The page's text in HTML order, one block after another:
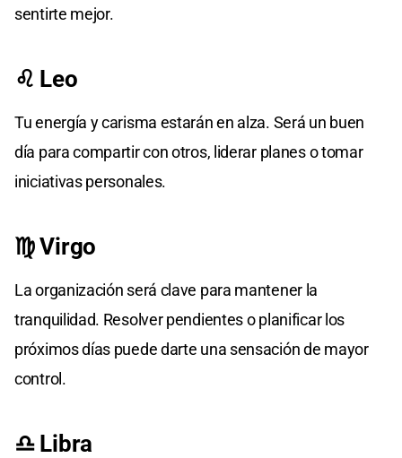
sentirte mejor.
♌ Leo
Tu energía y carisma estarán en alza. Será un buen
día para compartir con otros, liderar planes o tomar
iniciativas personales.
♍ Virgo
La organización será clave para mantener la
tranquilidad. Resolver pendientes o planificar los
próximos días puede darte una sensación de mayor
control.
♎ Libra